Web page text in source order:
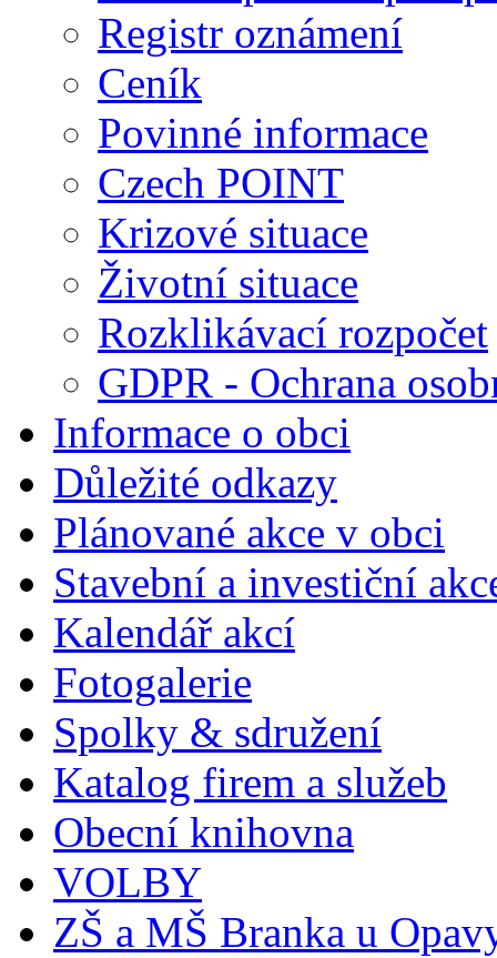
Registr oznámení
Ceník
Povinné informace
Czech POINT
Krizové situace
Životní situace
Rozklikávací rozpočet
GDPR - Ochrana
Informace o obci
Důležité odkazy
Plánované akce v obci
Stavební a investiční
Kalendář akcí
Fotogalerie
Spolky & sdružení
Katalog firem a služeb
Obecní knihovna
VOLBY
ZŠ a MŠ Branka u